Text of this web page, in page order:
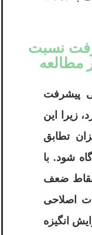
نسبت
مطالعه
پیشرفت
زیرا این
تطابق
شود. با
ضعف
اصلاحی
انگیزه